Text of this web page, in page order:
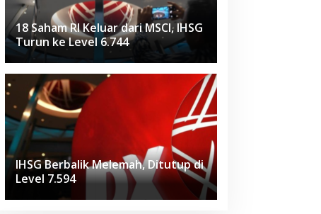
18 Saham RI Keluar dari MSCI, IHSG
Turun ke Level 6.744
IHSG Berbalik Melemah, Ditutup di
Level 7.594